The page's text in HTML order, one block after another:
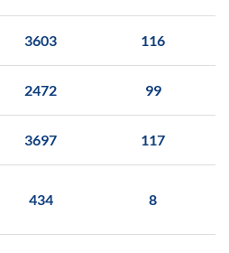
3603 116
2472 99
3697 117
434 8